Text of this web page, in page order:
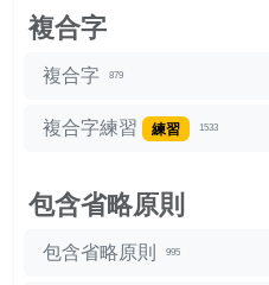
複合字
複合字 879
複合字練習 練習 1533
包含省略原則
包含省略原則 995